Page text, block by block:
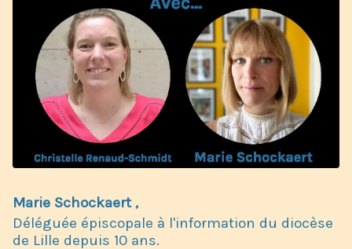
Marie Schockaert ,
​Déléguée épiscopale à l'information du diocèse
de Lille depuis 10 ans.